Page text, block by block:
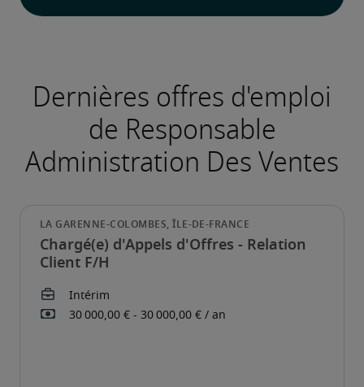
Chargé(e) d'Appels d'Offres - Relation
Client F/H